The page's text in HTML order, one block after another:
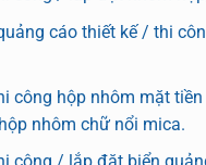
cáo thiết kế / thi
công hộp nhôm mặt
nhôm chữ nổi mica.